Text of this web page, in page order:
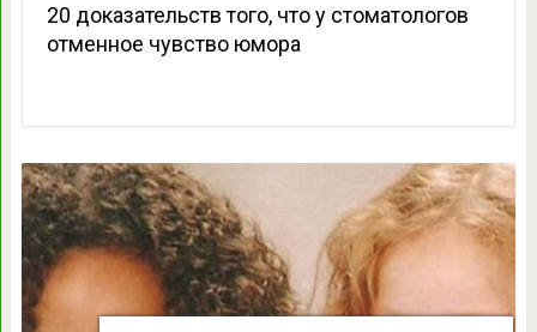
20 доказательств того, что у стоматологов
отменное чувство юмора